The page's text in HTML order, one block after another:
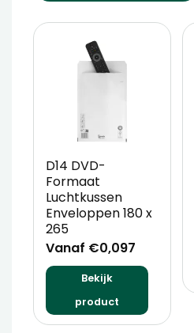
D14 DVD-
Formaat
Luchtkussen
Enveloppen 180 x
265
Vanaf €0,097
Bekijk
product